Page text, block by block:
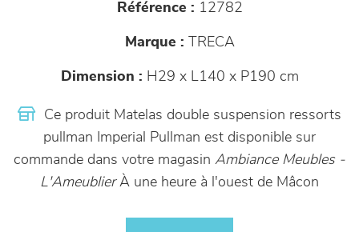
Référence : 12782
Marque : TRECA
Dimension : H29 x L140 x P190 cm
Ce produit Matelas double suspension ressorts
pullman Imperial Pullman est disponible sur
commande dans votre magasin Ambiance Meubles -
L'AmeublierÀ une heure à l'ouest de Mâcon